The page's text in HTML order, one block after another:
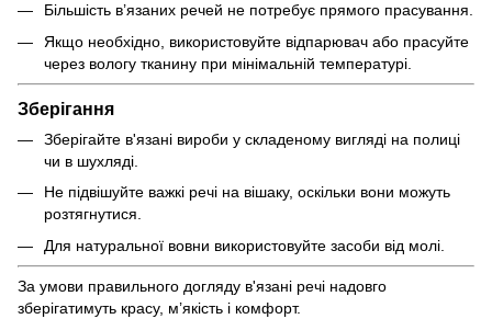
Більшість в’язаних речей не потребує прямого прасування.
Якщо необхідно, використовуйте відпарювач або прасуйте
через вологу тканину при мінімальній температурі.
Зберігання
Зберігайте в'язані вироби у складеному вигляді на полиці
чи в шухляді.
Не підвішуйте важкі речі на вішаку, оскільки вони можуть
розтягнутися.
Для натуральної вовни використовуйте засоби від молі.
За умови правильного догляду в'язані речі надовго
зберігатимуть красу, м’якість і комфорт.